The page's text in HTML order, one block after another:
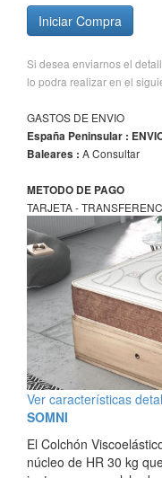
Iniciar Compra
Si desea enviarnos el
lo podra realizar en el
GASTOS DE ENVIO
España Peninsular :
Baleares : A Consultar
METODO DE PAGO
TARJETA -
Ver características
SOMNI
El Colchón
núcleo de HR 30 kg